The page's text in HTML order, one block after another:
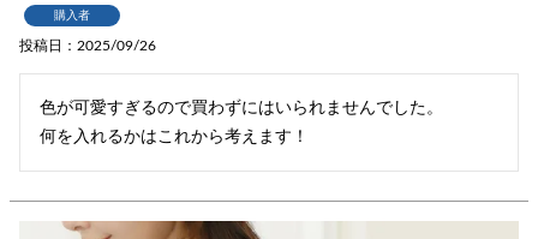
購入者
投稿日 2025/09/26
色が可愛すぎるので買わずにはいられませんでした。
何を入れるかはこれから考えます！